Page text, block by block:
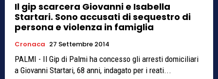
Il gip scarcera Giovanni e Isabella
Startari. Sono accusati di sequestro di
persona e violenza in famiglia
Cronaca 27 Settembre 2014
PALMI - Il Gip di Palmi ha concesso gli arresti domiciliari
a Giovanni Startari, 68 anni, indagato per i reati...